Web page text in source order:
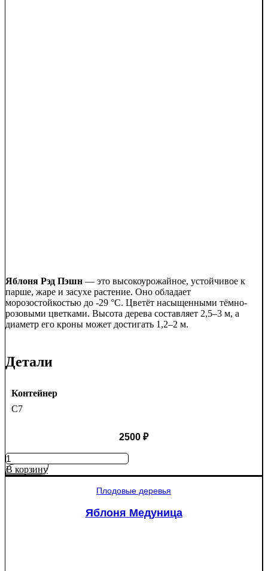
Яблоня Рэд Пэшн — это высокоурожайное, устойчивое к
парше, жаре и засухе растение. Оно обладает
морозостойкостью до -29 °C. Цветёт насыщенными тёмно-
розовыми цветками. Высота дерева составляет 2,5–3 м, а
диаметр его кроны может достигать 1,2–2 м.
Детали
Контейнер
C7
2500 ₽
Количество
товара
Яблоня
В корзину
Плодовые деревья
Яблоня Медуница